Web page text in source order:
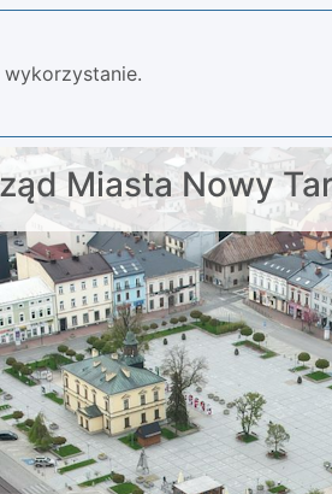
Miasta Nowy